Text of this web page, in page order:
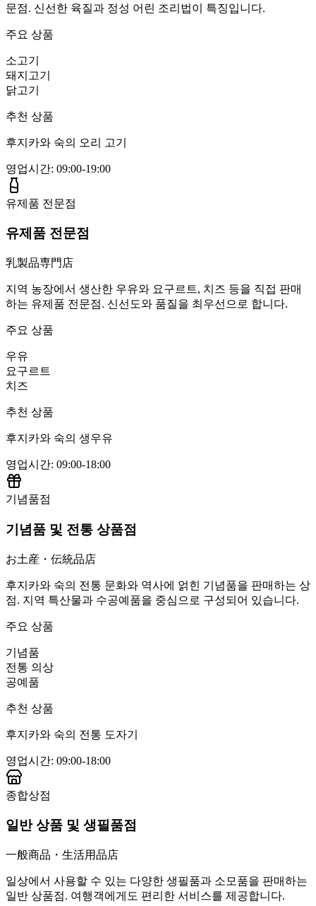
문점. 신선한 육질과 정성 어린 조리법이 특징입니다.
주요 상품
소고기
돼지고기
닭고기
추천 상품
후지카와 숙의 오리 고기
영업시간: 09:00-19:00
유제품 전문점
유제품 전문점
乳製品専門店
지역 농장에서 생산한 우유와 요구르트, 치즈 등을 직접 판매
하는 유제품 전문점. 신선도와 품질을 최우선으로 합니다.
주요 상품
우유
요구르트
치즈
추천 상품
후지카와 숙의 생우유
영업시간: 09:00-18:00
기념품점
기념품 및 전통 상품점
お土産・伝統品店
후지카와 숙의 전통 문화와 역사에 얽힌 기념품을 판매하는 상
점. 지역 특산물과 수공예품을 중심으로 구성되어 있습니다.
주요 상품
기념품
전통 의상
공예품
추천 상품
후지카와 숙의 전통 도자기
영업시간: 09:00-18:00
종합상점
일반 상품 및 생필품점
一般商品・生活用品店
일상에서 사용할 수 있는 다양한 생필품과 소모품을 판매하는
일반 상품점. 여행객에게도 편리한 서비스를 제공합니다.